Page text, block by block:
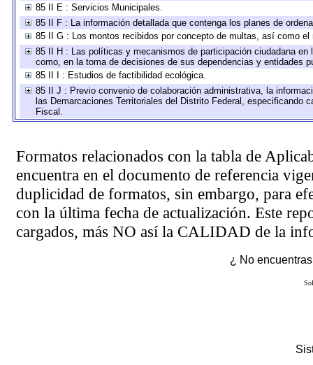
85 II E : Servicios Municipales.
85 II F : La información detallada que contenga los planes de
85 II G : Los montos recibidos por concepto de multas, así como
85 II H : Las políticas y mecanismos de participación ciudadana
como, en la toma de decisiones de sus dependencias y entidades
85 II I : Estudios de factibilidad ecológica.
85 II J : Previo convenio de colaboración administrativa, la
las Demarcaciones Territoriales del Distrito Federal, especificando
Fiscal.
Formatos relacionados con la tabla de
encuentra en el documento de referencia
duplicidad de formatos, sin embargo, para
con la última fecha de actualización. Este
cargados, más NO así la CALIDAD de la
¿ No